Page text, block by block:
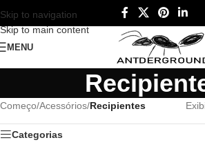
Skip to navigation
Skip to main content
MENU
Começo/Acessórios/Recipientes
Categorias